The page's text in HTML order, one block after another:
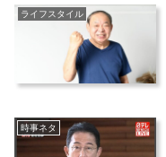
ライフスタイル
時事ネタ